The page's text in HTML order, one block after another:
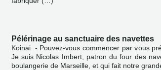
Pélérinage au sanctuaire des navettes
Koinai. - Pouvez-vous commencer par vous
Je suis Nicolas Imbert, patron du four des
boulangerie de Marseille, et qui fait notre